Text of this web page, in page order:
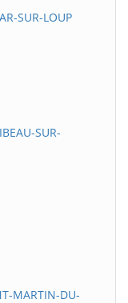
SUR-LOUP
SUR-
MARTIN-DU-